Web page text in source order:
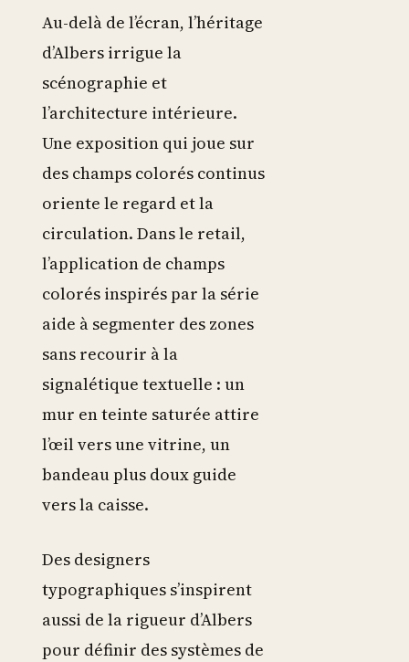
Au-delà de l’écran, l’héritage
d’Albers irrigue la
scénographie et
l’architecture intérieure.
Une exposition qui joue sur
des champs colorés continus
oriente le regard et la
circulation. Dans le retail,
l’application de champs
colorés inspirés par la série
aide à segmenter des zones
sans recourir à la
signalétique textuelle : un
mur en teinte saturée attire
l’œil vers une vitrine, un
bandeau plus doux guide
vers la caisse.
Des designers
typographiques s’inspirent
aussi de la rigueur d’Albers
pour définir des systèmes de